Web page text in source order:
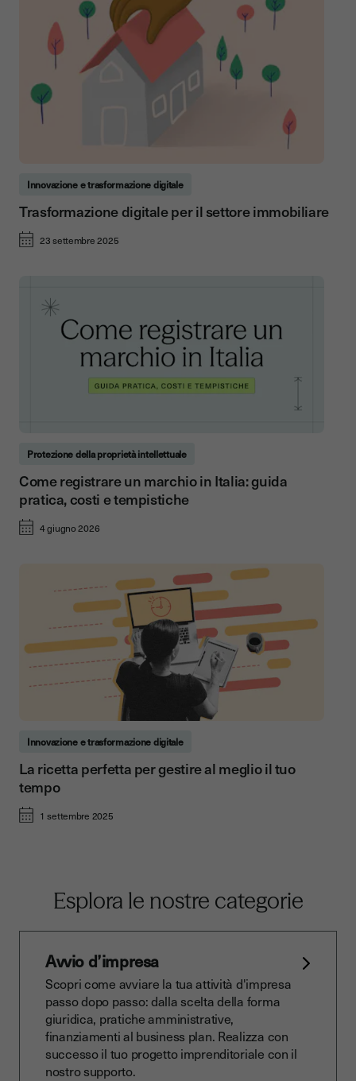
Innovazione e trasformazione digitale
Trasformazione digitale per il settore immobiliare
23 settembre 2025
Protezione della proprietà intellettuale
Come registrare un marchio in Italia: guida
pratica, costi e tempistiche
4 giugno 2026
Innovazione e trasformazione digitale
La ricetta perfetta per gestire al meglio il tuo
tempo
1 settembre 2025
Esplora le nostre categorie
Avvio d’impresa
Scopri come avviare la tua attività d'impresa
passo dopo passo: dalla scelta della forma
giuridica, pratiche amministrative,
finanziamenti al business plan. Realizza con
successo il tuo progetto imprenditoriale con il
nostro supporto.